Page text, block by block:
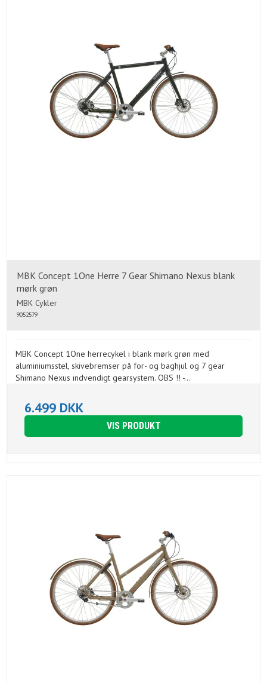
MBK Concept 1One Herre 7 Gear Shimano Nexus blank
mørk grøn
MBK Cykler
9052579
MBK Concept 1One herrecykel i blank mørk grøn med
aluminiumsstel, skivebremser på for- og baghjul og 7 gear
Shimano Nexus indvendigt gearsystem. OBS !! -...
6.499 DKK
VIS PRODUKT